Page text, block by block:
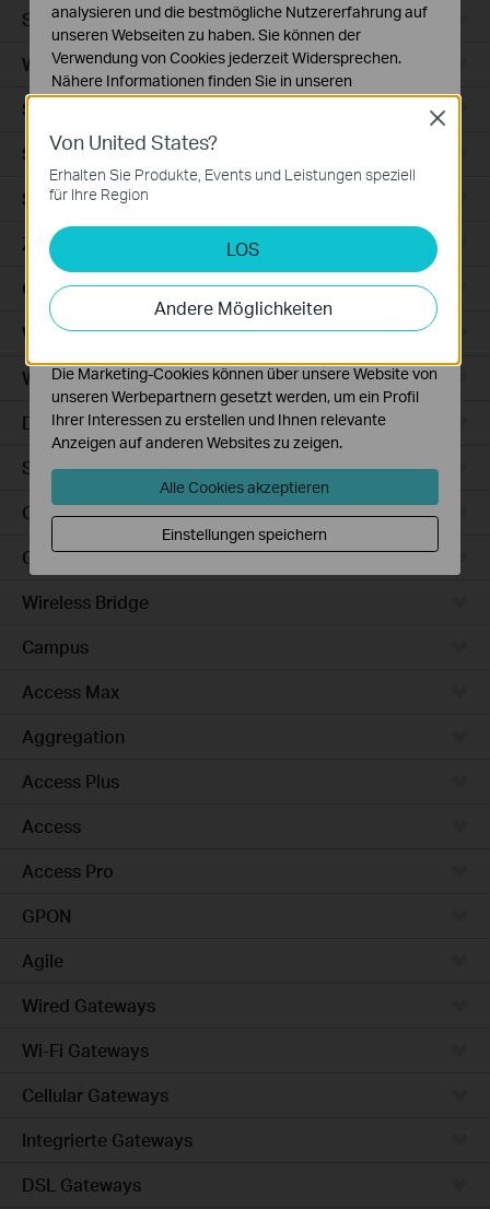
Smart Sensors
WLAN-Repeater+
Smartes Thermostat
Smart Hub
Saugroboter
Zubehör für Saugroboter
Ceiling Mount
WiFi
Wall Plate
Desktop
Switches
Outdoor
Gateways
Wireless Bridge
Campus
Access Max
Aggregation
Access Plus
Access
Access Pro
GPON
Agile
Wired Gateways
Wi-Fi Gateways
Cellular Gateways
Integrierte Gateways
DSL Gateways
Von United States?
Erhalten Sie Produkte, Events und Leistungen speziell
für Ihre Region
LOS
Andere Möglichkeiten
Close
analysieren und die bestmögliche Nutzererfahrung auf
unseren Webseiten zu haben. Sie können der
Verwendung von Cookies jederzeit Widersprechen.
Nähere Informationen finden Sie in unseren
Datenschutzhinweisen.
Notwendige Cookies
Diese Cookies sind zur Funktion der Website
erforderlich und können in Ihren Systemen nicht
Analyse- und Marketing-Cookies
Analyse-Cookies ermöglichen es uns, Ihre Aktivitäten
auf unserer Website zu analysieren, um die
Funktionsweise unserer Website zu verbessern und
Die Marketing-Cookies können über unsere Website von
unseren Werbepartnern gesetzt werden, um ein Profil
Ihrer Interessen zu erstellen und Ihnen relevante
Anzeigen auf anderen Websites zu zeigen.
Alle Cookies akzeptieren
Einstellungen speichern